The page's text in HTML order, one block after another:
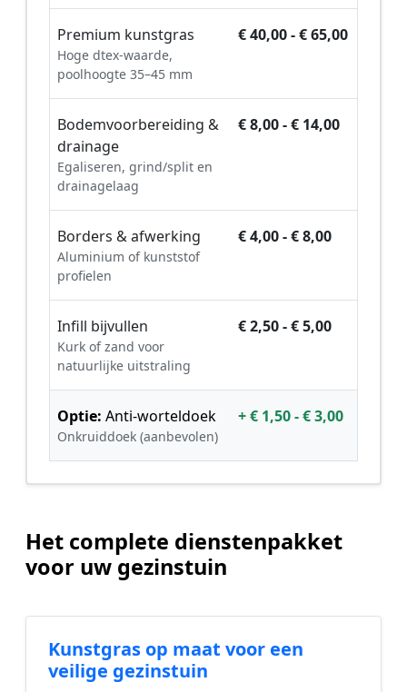
Premium kunstgras
Hoge dtex-waarde,
poolhoogte 35–45 mm
€ 40,00 - € 65,00
Bodemvoorbereiding &
drainage
Egaliseren, grind/split en
drainagelaag
€ 8,00 - € 14,00
Borders & afwerking
Aluminium of kunststof
profielen
€ 4,00 - € 8,00
Infill bijvullen
Kurk of zand voor
natuurlijke uitstraling
€ 2,50 - € 5,00
Optie: Anti-worteldoek
Onkruiddoek (aanbevolen)
+ € 1,50 - € 3,00
Het complete dienstenpakket
voor uw gezinstuin
Kunstgras op maat voor een
veilige gezinstuin